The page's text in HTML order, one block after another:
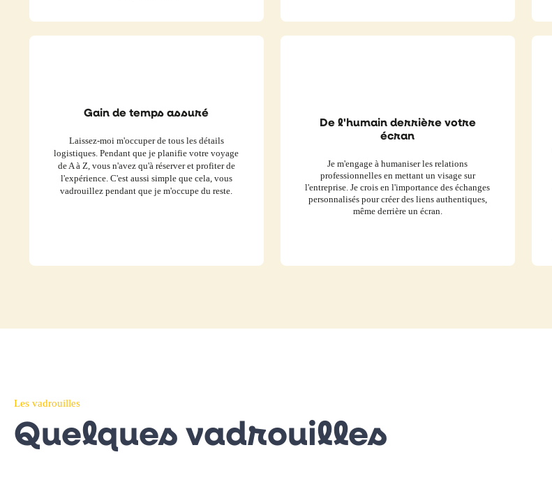
Gain de temps assuré
Laissez-moi m'occuper de tous les détails
logistiques. Pendant que je planifie votre voyage
de A à Z, vous n'avez qu'à réserver et profiter de
l'expérience. C'est aussi simple que cela, vous
vadrouillez pendant que je m'occupe du reste.
De l'humain derrière votre
écran
Je m'engage à humaniser les relations
professionnelles en mettant un visage sur
l'entreprise. Je crois en l'importance des échanges
personnalisés pour créer des liens authentiques,
même derrière un écran.
Les vadrouilles
Quelques vadrouilles